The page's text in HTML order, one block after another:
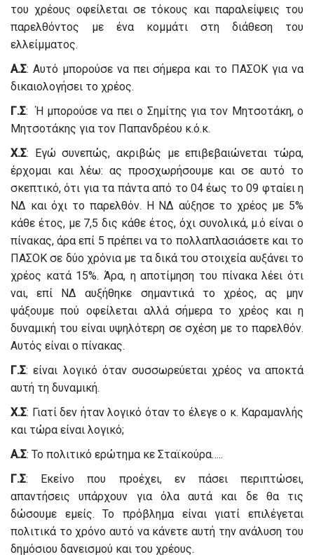
του χρέους οφείλεται σε τόκους και παραλείψεις του
παρελθόντος με ένα κομμάτι στη διάθεση του
ελλείμματος.
Α.Σ: Αυτό μπορούσε να πει σήμερα και το ΠΑΣΟΚ για να
δικαιολογήσει το χρέος.
Γ.Σ: Ή μπορούσε να πει ο Σημίτης για τον Μητσοτάκη, ο
Μητσοτάκης για τον Παπανδρέου κ.ό.κ.
Χ.Σ: Εγώ συνεπώς, ακριβώς με επιβεβαιώνεται τώρα,
έρχομαι και λέω: ας προσχωρήσουμε και σε αυτό το
σκεπτικό, ότι για τα πάντα από το 04 έως το 09 φταίει η
ΝΔ και όχι το παρελθόν. Η ΝΔ αύξησε το χρέος με 5%
κάθε έτος, με 7,5 δις κάθε έτος, όχι συνολικά, μ.ό είναι ο
πίνακας, άρα επί 5 πρέπει να το πολλαπλασιάσετε και το
ΠΑΣΟΚ σε δύο χρόνια με τα δικά του στοιχεία αυξάνει το
χρέος κατά 15%. Άρα, η αποτίμηση του πίνακα λέει ότι
ναι, επί ΝΔ αυξήθηκε σημαντικά το χρέος, ας μην
ψάξουμε πού οφείλεται αλλά σήμερα το χρέος και η
δυναμική του είναι υψηλότερη σε σχέση με το παρελθόν.
Αυτός είναι ο πίνακας.
Γ.Σ: είναι λογικό όταν συσσωρεύεται χρέος να αποκτά
αυτή τη δυναμική.
Χ.Σ: Γιατί δεν ήταν λογικό όταν το έλεγε ο κ. Καραμανλής
και τώρα είναι λογικό;
Α.Σ: Το πολιτικό ερώτημα κε Σταϊκούρα…..
Γ.Σ: Εκείνο που προέχει, εν πάσει περιπτώσει,
απαντήσεις υπάρχουν για όλα αυτά και δε θα τις
δώσουμε εμείς. Το πρόβλημα είναι γιατί επιλέγεται
πολιτικά το χρόνο αυτό να κάνετε αυτή την ανάλυση του
δημόσιου δανεισμού και του χρέους.